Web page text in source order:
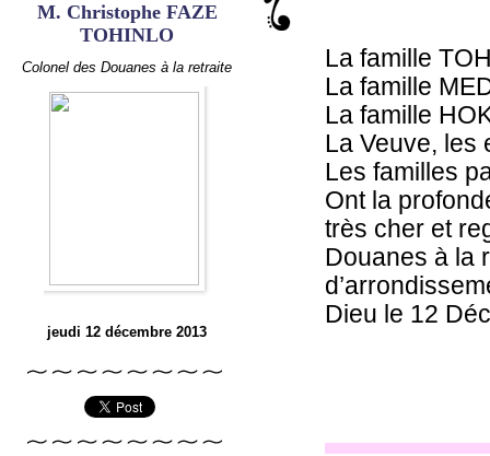
M. Christophe FAZE
TOHINLO
Colonel des Douanes à la retraite
jeudi 12 décembre 2013
La famille
La famille
La famille
La Veuve, les
Les familles
Ont la
très cher et
Douanes à la
Dieu le 12